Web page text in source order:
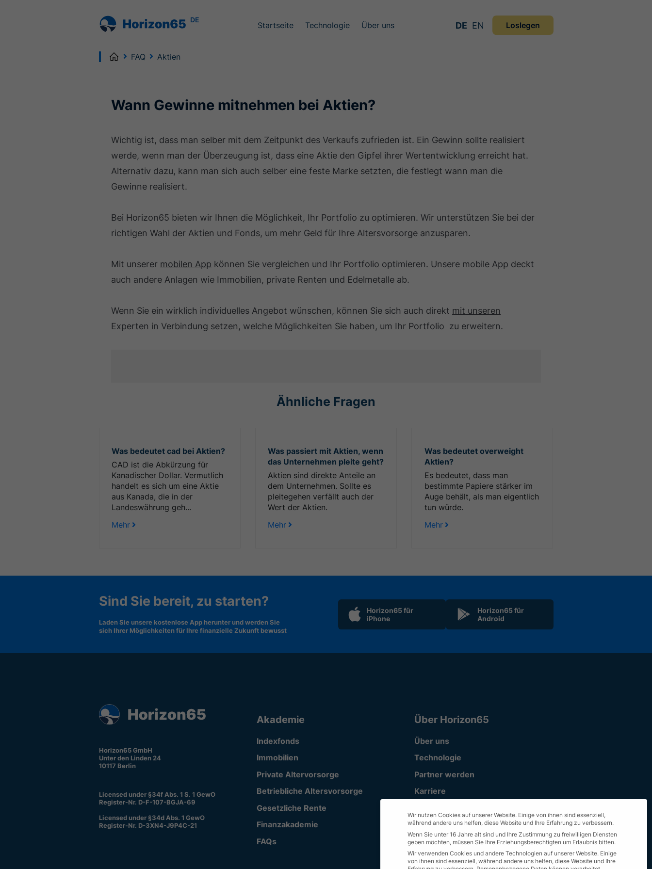
DE
Startseite Technologie Über uns DE EN Loslegen
HomeFAQ Aktien
Wann Gewinne mitnehmen bei Aktien?
Wichtig ist, dass man selber mit dem Zeitpunkt des Verkaufs zufrieden ist. Ein Gewinn sollte realisiert
werde, wenn man der Überzeugung ist, dass eine Aktie den Gipfel ihrer Wertentwicklung erreicht hat.
Alternativ dazu, kann man sich auch selber eine feste Marke setzten, die festlegt wann man die
Gewinne realisiert.
Bei Horizon65 bieten wir Ihnen die Möglichkeit, Ihr Portfolio zu optimieren. Wir unterstützen Sie bei der
richtigen Wahl der Aktien und Fonds, um mehr Geld für Ihre Altersvorsorge anzusparen.
Mit unserer mobilen App können Sie vergleichen und Ihr Portfolio optimieren. Unsere mobile App deckt
auch andere Anlagen wie Immobilien, private Renten und Edelmetalle ab.
Wenn Sie ein wirklich individuelles Angebot wünschen, können Sie sich auch direkt mit unseren
Experten in Verbindung setzen, welche Möglichkeiten Sie haben, um Ihr Portfolio zu erweitern.
Ähnliche Fragen
Was bedeutet cad bei Aktien?
CAD ist die Abkürzung für
Kanadischer Dollar. Vermutlich
handelt es sich um eine Aktie
aus Kanada, die in der
Landeswährung geh...
Mehr
Was passiert mit Aktien, wenn
das Unternehmen pleite geht?
Aktien sind direkte Anteile an
dem Unternehmen. Sollte es
pleitegehen verfällt auch der
Wert der Aktien.
Mehr
Was bedeutet overweight
Aktien?
Es bedeutet, dass man
bestimmte Papiere stärker im
Auge behält, als man eigentlich
tun würde.
Mehr
Sind Sie bereit, zu starten?
Laden Sie unsere kostenlose App herunter und werden Sie
sich Ihrer Möglichkeiten für Ihre finanzielle Zukunft bewusst
Horizon65 für
iPhone
Horizon65 für
Android
Horizon65 GmbH
Unter den Linden 24
10117 Berlin
Licensed under §34f Abs. 1 S. 1 GewO
Register-Nr. D-F-107-BGJA-69
Licensed under §34d Abs. 1 GewO
Register-Nr. D-3XN4-J9P4C-21
Akademie
Indexfonds
Immobilien
Private Altervorsorge
Betriebliche Altersvorsorge
Gesetzliche Rente
Finanzakademie
FAQs
Über Horizon65
Über uns
Technologie
Partner werden
Karriere
Wir nutzen Cookies auf unserer Website. Einige von ihnen sind essenziell,
während andere uns helfen, diese Website und Ihre Erfahrung zu verbessern.
Wenn Sie unter 16 Jahre alt sind und Ihre Zustimmung zu freiwilligen Diensten
geben möchten, müssen Sie Ihre Erziehungsberechtigten um Erlaubnis bitten.
Wir verwenden Cookies und andere Technologien auf unserer Website. Einige
von ihnen sind essenziell, während andere uns helfen, diese Website und Ihre